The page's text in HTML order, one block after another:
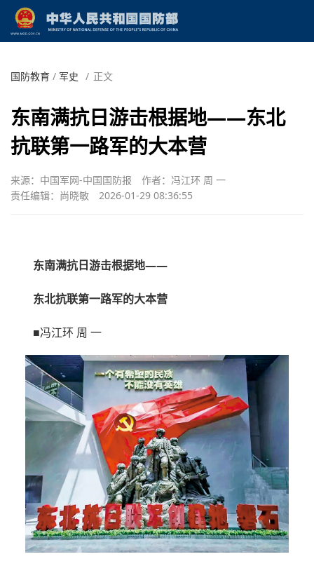
国防教育 / 军史 / 正文
东南满抗日游击根据地——东北
抗联第一路军的大本营
来源：中国军网-中国国防报
作者：冯江环 周 一
责任编辑：尚晓敏
2026-01-29 08:36:55
东南满抗日游击根据地——
东北抗联第一路军的大本营
■冯江环 周 一